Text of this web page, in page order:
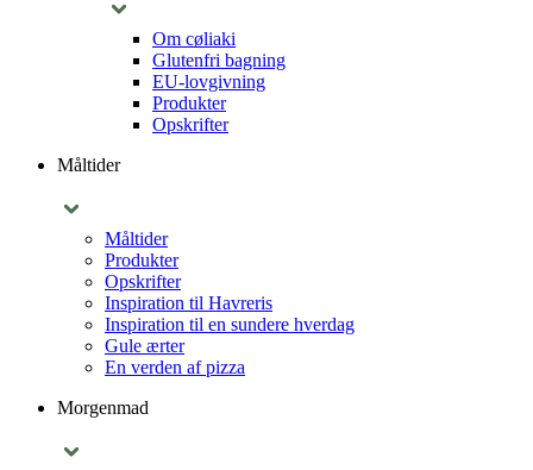
Om cøliaki
Glutenfri bagning
EU-lovgivning
Produkter
Opskrifter
Måltider
Måltider
Produkter
Opskrifter
Inspiration til Havreris
Inspiration til en sundere hverdag
Gule ærter
En verden af pizza
Morgenmad